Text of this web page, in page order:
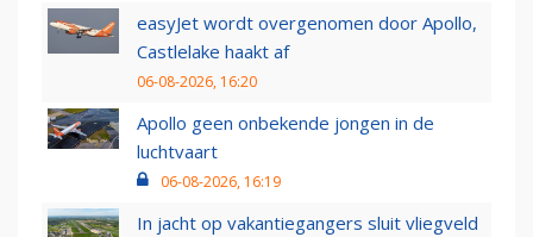
easyJet wordt overgenomen door Apollo,
Castlelake haakt af
06-08-2026, 16:20
Apollo geen onbekende jongen in de
luchtvaart
06-08-2026, 16:19
In jacht op vakantiegangers sluit vliegveld